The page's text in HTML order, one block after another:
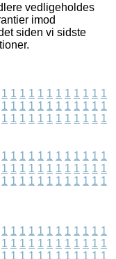
vedligeholdes
imod
siden vi sidste
1 1 1 1 1 1 1 1 1 1 1 1
1 1 1 1 1 1 1 1 1 1 1 1
1 1 1 1 1 1 1 1 1 1 1 1
1 1 1 1 1 1 1 1 1 1 1 1
1 1 1 1 1 1 1 1 1 1 1 1
1 1 1 1 1 1 1 1 1 1 1 1
1 1 1 1 1 1 1 1 1 1 1 1
1 1 1 1 1 1 1 1 1 1 1 1
1 1 1 1 1 1 1 1 1 1 1 1